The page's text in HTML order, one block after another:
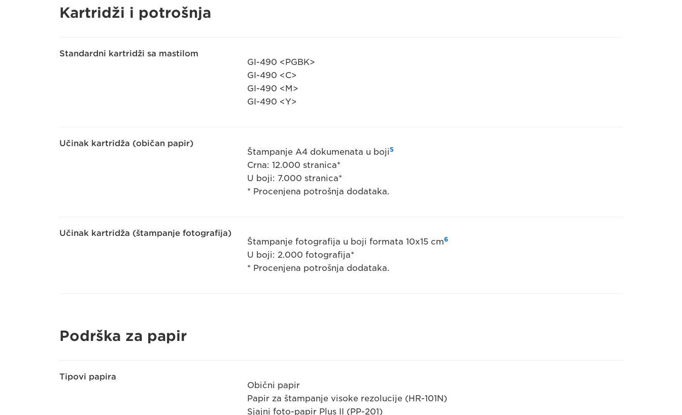
Kartridži i potrošnja
Standardni kartridži sa mastilom
GI-490 <PGBK>
GI-490 <C>
GI-490 <M>
GI-490 <Y>
Učinak kartridža (običan papir)
Štampanje A4 dokumenata u boji5
Crna: 12.000 stranica*
U boji: 7.000 stranica*
* Procenjena potrošnja dodataka.
Učinak kartridža (štampanje fotografija)
Štampanje fotografija u boji formata 10x15 cm6
U boji: 2.000 fotografija*
* Procenjena potrošnja dodataka.
Podrška za papir
Tipovi papira
Obični papir
Papir za štampanje visoke rezolucije (HR-101N)
Sjajni foto-papir Plus II (PP-201)